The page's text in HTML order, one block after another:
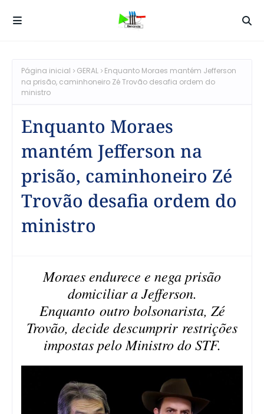
Página inicial GERAL
Enquanto Moraes mantém Jefferson
na prisão, caminhoneiro Zé Trovão desafia ordem do
ministro
Enquanto Moraes
mantém Jefferson na
prisão, caminhoneiro Zé
Trovão desafia ordem do
ministro
Moraes endurece e nega prisão
domiciliar a Jefferson.
Enquanto outro bolsonarista, Zé
Trovão, decide descumprir restrições
impostas pelo Ministro do STF.